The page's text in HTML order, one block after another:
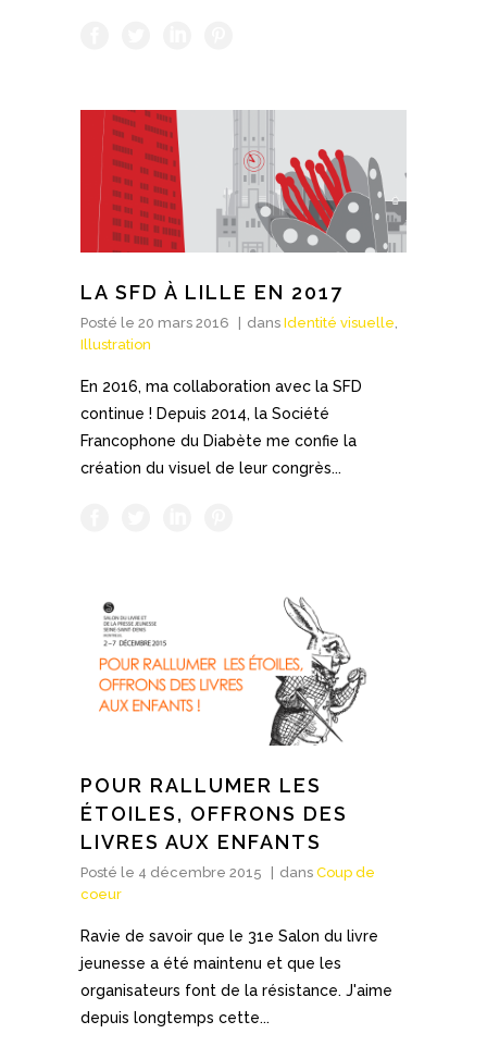
LA SFD À LILLE EN 2017
Posté le 20 mars 2016 dans Identité visuelle
Illustration
En 2016, ma collaboration avec la SFD
continue ! Depuis 2014, la Société
Francophone du Diabète me confie la
création du visuel de leur congrès...
POUR RALLUMER LES
ÉTOILES, OFFRONS DES
LIVRES AUX ENFANTS
Posté le 4 décembre 2015 dans Coup de
coeur
Ravie de savoir que le 31e Salon du livre
jeunesse a été maintenu et que les
organisateurs font de la résistance. J'aime
depuis longtemps cette...